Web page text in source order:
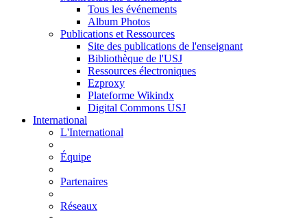
Tous les événements
Album Photos
Publications et Ressources
Site des publications de l'enseignant
Bibliothèque de l'USJ
Ressources électroniques
Ezproxy
Plateforme Wikindx
Digital Commons USJ
International
L'International
Équipe
Partenaires
Réseaux